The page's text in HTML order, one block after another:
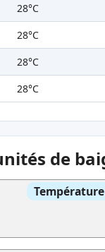
28°C
28°C
28°C
28°C
de